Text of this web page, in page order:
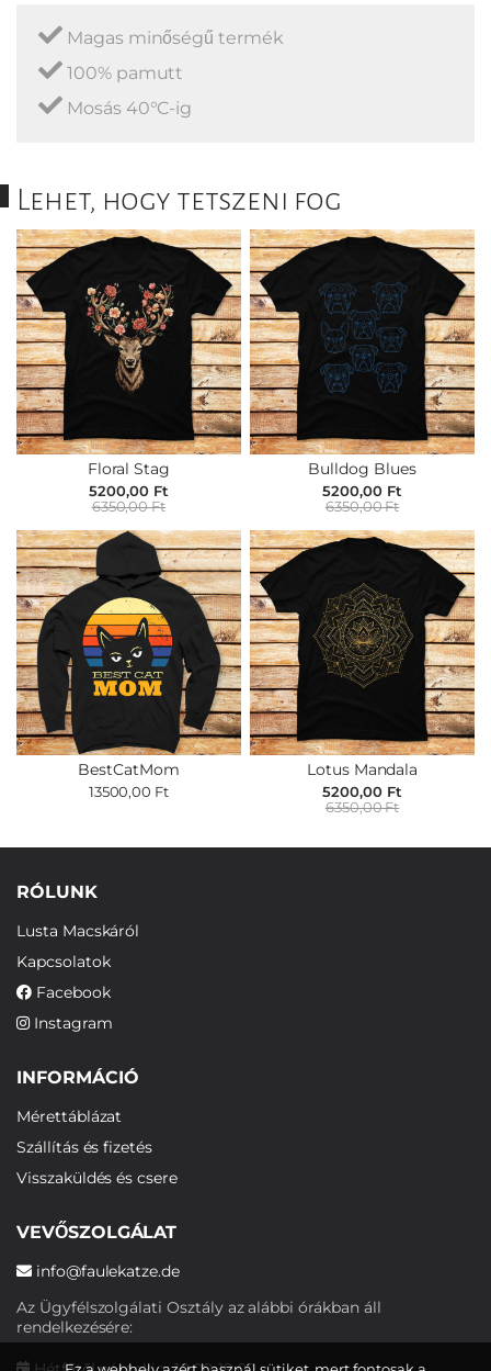
Magas minőségű termék
100% pamutt
Mosás 40°C-ig
Lehet, hogy tetszeni fog
Floral Stag
5200,00 Ft
6350,00 Ft
Bulldog Blues
5200,00 Ft
6350,00 Ft
BestCatMom
13500,00 Ft
Lotus Mandala
5200,00 Ft
6350,00 Ft
RÓLUNK
Lusta Macskáról
Kapcsolatok
Facebook
Instagram
INFORMÁCIÓ
Mérettáblázat
Szállítás és fizetés
Visszaküldés és csere
VEVŐSZOLGÁLAT
info@faulekatze.de
Az Ügyfélszolgálati Osztály az alábbi órákban áll
rendelkezésére: